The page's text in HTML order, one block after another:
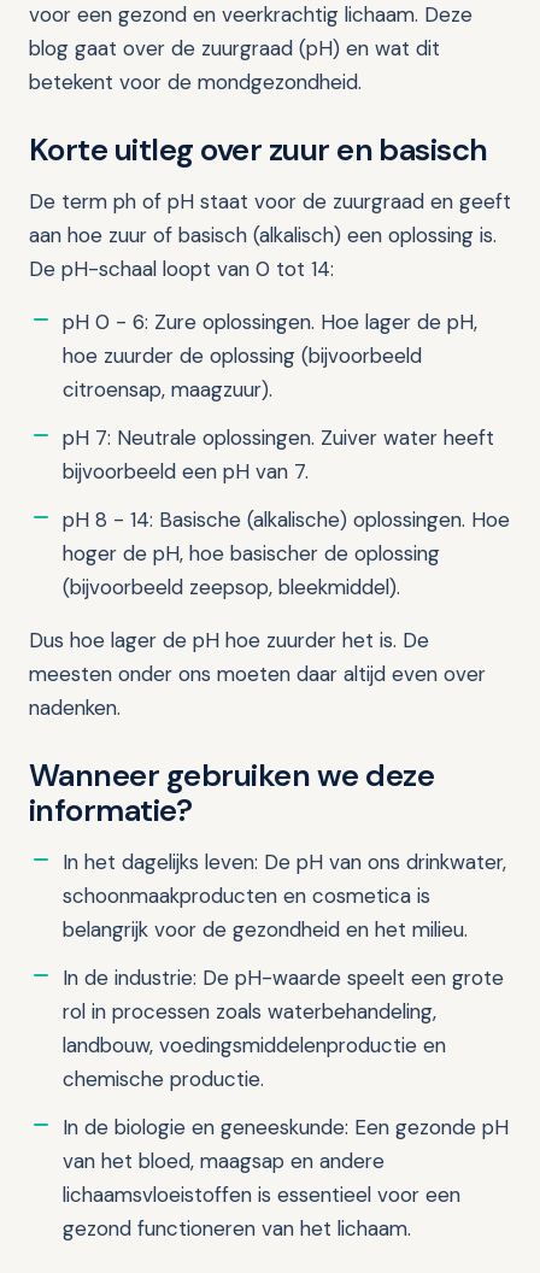
voor een gezond en veerkrachtig lichaam. Deze
blog gaat over de zuurgraad (pH) en wat dit
betekent voor de mondgezondheid.
Korte uitleg over zuur en basisch
De term ph of pH staat voor de zuurgraad en geeft
aan hoe zuur of basisch (alkalisch) een oplossing is.
De pH-schaal loopt van 0 tot 14:
pH 0 - 6: Zure oplossingen. Hoe lager de pH,
hoe zuurder de oplossing (bijvoorbeeld
citroensap, maagzuur).
pH 7: Neutrale oplossingen. Zuiver water heeft
bijvoorbeeld een pH van 7.
pH 8 - 14: Basische (alkalische) oplossingen. Hoe
hoger de pH, hoe basischer de oplossing
(bijvoorbeeld zeepsop, bleekmiddel).
Dus hoe lager de pH hoe zuurder het is. De
meesten onder ons moeten daar altijd even over
nadenken.
Wanneer gebruiken we deze
informatie?
In het dagelijks leven: De pH van ons drinkwater,
schoonmaakproducten en cosmetica is
belangrijk voor de gezondheid en het milieu.
In de industrie: De pH-waarde speelt een grote
rol in processen zoals waterbehandeling,
landbouw, voedingsmiddelenproductie en
chemische productie.
In de biologie en geneeskunde: Een gezonde pH
van het bloed, maagsap en andere
lichaamsvloeistoffen is essentieel voor een
gezond functioneren van het lichaam.